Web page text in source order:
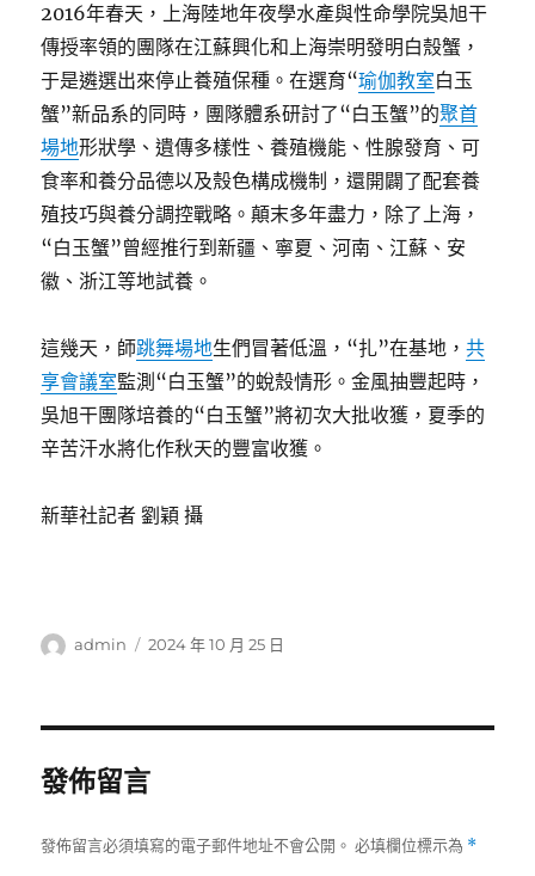
2016年春天，上海陸地年夜學水產與性命學院吳旭干
傳授率領的團隊在江蘇興化和上海崇明發明白殼蟹，
于是遴選出來停止養殖保種。在選育“瑜伽教室白玉
蟹”新品系的同時，團隊體系研討了“白玉蟹”的聚首
場地形狀學、遺傳多樣性、養殖機能、性腺發育、可
食率和養分品德以及殼色構成機制，還開闢了配套養
殖技巧與養分調控戰略。顛末多年盡力，除了上海，
“白玉蟹”曾經推行到新疆、寧夏、河南、江蘇、安
徽、浙江等地試養。
這幾天，師跳舞場地生們冒著低溫，“扎”在基地，共
享會議室監測“白玉蟹”的蛻殼情形。金風抽豐起時，
吳旭干團隊培養的“白玉蟹”將初次大批收獲，夏季的
辛苦汗水將化作秋天的豐富收獲。
新華社記者 劉穎 攝
作
admin
發
2024 年 10 月 25 日
發佈留言
發佈留言必須填寫的電子郵件地址不會公開。 必填欄位標示為 *